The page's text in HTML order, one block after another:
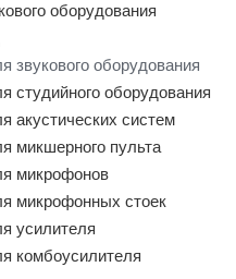
оборудования
звукового оборудования
студийного оборудования
акустических систем
микшерного пульта
микрофонов
микрофонных стоек
усилителя
комбоусилителя